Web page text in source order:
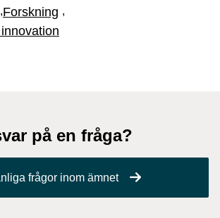
,Forskning ,
på en fråga?
frågor inom ämnet